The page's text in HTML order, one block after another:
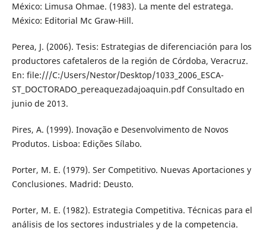
México: Limusa Ohmae. (1983). La mente del estratega.
México: Editorial Mc Graw-Hill.
Perea, J. (2006). Tesis: Estrategias de diferenciación para los
productores cafetaleros de la región de Córdoba, Veracruz.
En: file:///C:/Users/Nestor/Desktop/1033_2006_ESCA-
ST_DOCTORADO_pereaquezadajoaquin.pdf Consultado en
junio de 2013.
Pires, A. (1999). Inovação e Desenvolvimento de Novos
Produtos. Lisboa: Edições Sílabo.
Porter, M. E. (1979). Ser Competitivo. Nuevas Aportaciones y
Conclusiones. Madrid: Deusto.
Porter, M. E. (1982). Estrategia Competitiva. Técnicas para el
análisis de los sectores industriales y de la competencia.